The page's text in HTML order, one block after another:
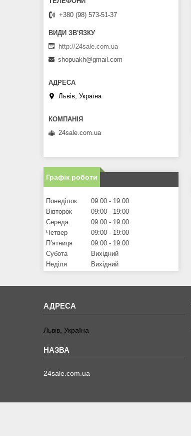
+380 (98) 573-51-37
http://24sale.com.ua
shopuakh@gmail.com
Львів, Україна
24sale.com.ua
Графік роботи
Понеділок 09:00
19:00
Вівторок
09:00
19:00
Середа
09:00
19:00
Четвер
09:00
19:00
Пʼятниця
09:00
19:00
Субота
Вихідний
Неділя
Вихідний
Львів, Україна
24sale.com.ua